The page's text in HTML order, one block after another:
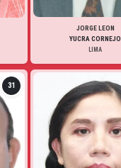
JORGE LEON
YUCRA CORNEJO
LIMA
31